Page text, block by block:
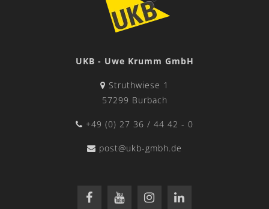
UKB - Uwe Krumm GmbH
Struthwiese 1
57299 Burbach
+49 (0) 27 36 / 44 42 - 0
post@ukb-gmbh.de